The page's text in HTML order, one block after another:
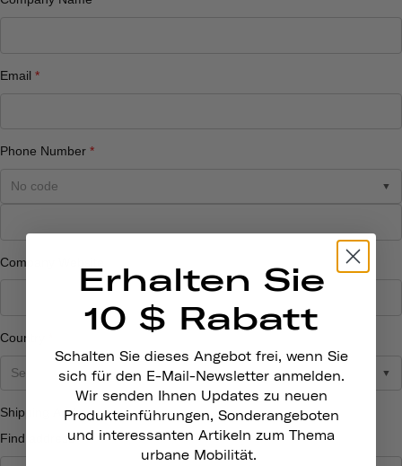
Erhalten Sie
10 $ Rabatt
Schalten Sie dieses Angebot frei, wenn Sie
sich für den E-Mail-Newsletter anmelden.
Wir senden Ihnen Updates zu neuen
Produkteinführungen, Sonderangeboten
und interessanten Artikeln zum Thema
urbane Mobilität.